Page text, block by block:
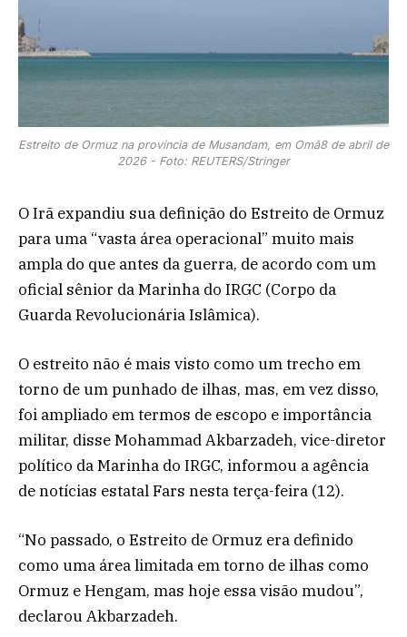
Estreito de Ormuz na província de Musandam, em Omã8 de abril de
2026 - Foto: REUTERS/Stringer
O Irã expandiu sua definição do Estreito de Ormuz
para uma “vasta área operacional” muito mais
ampla do que antes da guerra, de acordo com um
oficial sênior da Marinha do IRGC (Corpo da
Guarda Revolucionária Islâmica).
O estreito não é mais visto como um trecho em
torno de um punhado de ilhas, mas, em vez disso,
foi ampliado em termos de escopo e importância
militar, disse Mohammad Akbarzadeh, vice-diretor
político da Marinha do IRGC, informou a agência
de notícias estatal Fars nesta terça-feira (12).
“No passado, o Estreito de Ormuz era definido
como uma área limitada em torno de ilhas como
Ormuz e Hengam, mas hoje essa visão mudou”,
declarou Akbarzadeh.